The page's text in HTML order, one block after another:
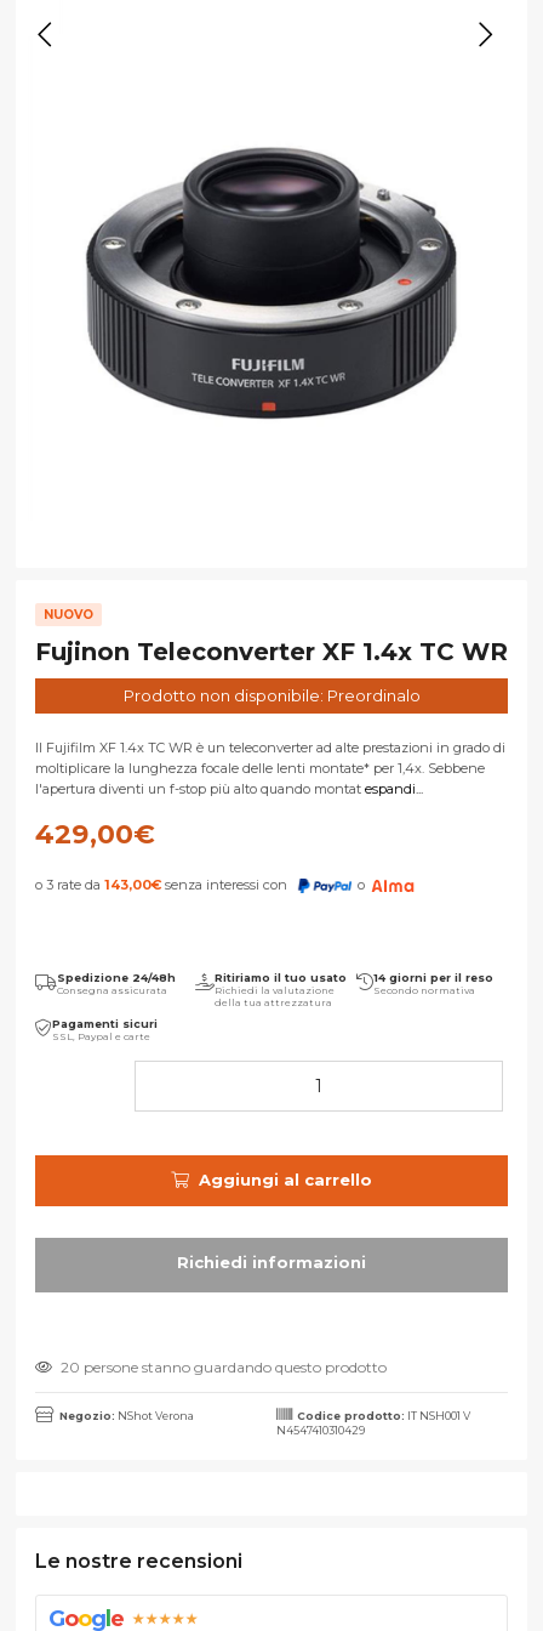
NUOVO
Fujinon Teleconverter XF 1.4x TC WR
Prodotto non disponibile: Preordinalo
Il Fujifilm XF 1.4x TC WR è un teleconverter ad alte prestazioni in grado di
moltiplicare la lunghezza focale delle lenti montate* per 1,4x. Sebbene
l'apertura diventi un f-stop più alto quando montat espandi...
429,00€
o 3 rate da 143,00€ senza interessi con o
Spedizione 24/48h
Consegna assicurata
Ritiriamo il tuo usato
Richiedi la valutazione
della tua attrezzatura
14 giorni per il reso
Secondo normativa
Pagamenti sicuri
SSL, Paypal e carte
Aggiungi al carrello
20 persone stanno guardando questo prodotto
Negozio: NShot Verona Codice prodotto: IT NSH001 V
N4547410310429
Le nostre recensioni
Goog e ★★★★★